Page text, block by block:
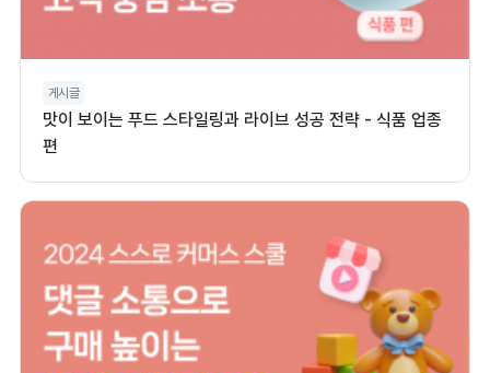
게시글
맛이 보이는 푸드 스타일링과 라이브 성공 전략 - 식품 업종
편